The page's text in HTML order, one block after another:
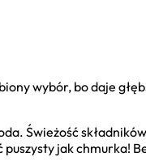
wybór, bo daje
Świeżość składników
puszysty jak chmurka!